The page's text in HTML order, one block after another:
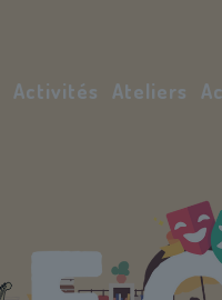
Activités Ateliers